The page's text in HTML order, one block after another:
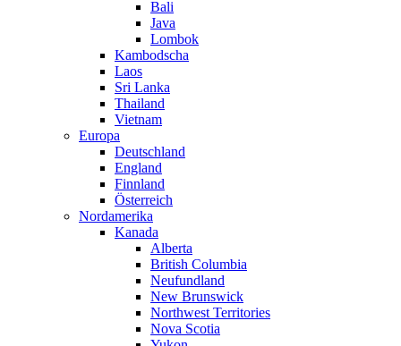
Bali
Java
Lombok
Kambodscha
Laos
Sri Lanka
Thailand
Vietnam
Europa
Deutschland
England
Finnland
Österreich
Nordamerika
Kanada
Alberta
British Columbia
Neufundland
New Brunswick
Northwest Territories
Nova Scotia